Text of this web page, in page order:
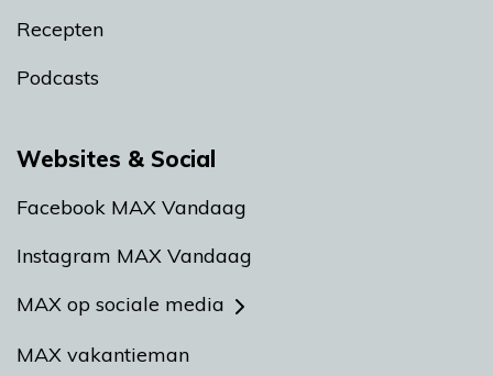
Recepten
Podcasts
Websites & Social
Facebook MAX Vandaag
Instagram MAX Vandaag
MAX op sociale media
MAX vakantieman